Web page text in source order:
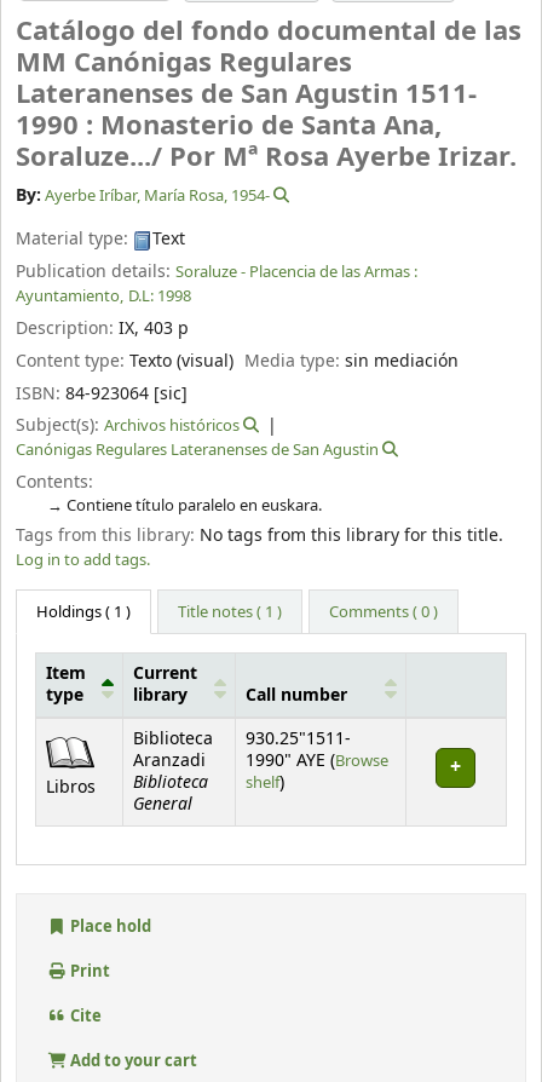
Catálogo del fondo documental de las
MM Canónigas Regulares
Lateranenses de San Agustin 1511-
1990 : Monasterio de Santa Ana,
Soraluze.../ Por Mª Rosa Ayerbe Irizar.
By: Ayerbe Iríbar, María Rosa, 1954-
Material type:
Text
Publication details: Soraluze - Placencia de las Armas :
Ayuntamiento, D.L: 1998
Description: IX, 403 p
Content type: Texto (visual) Media type:sin mediación
ISBN: 84-923064 [sic]
Subject(s): Archivos históricos
Canónigas Regulares Lateranenses de San Agustin
Contents:
Contiene título paralelo en euskara.
Tags from this library: No tags from this library for this title.
Log in to add tags.
Holdings( 1 ) Title notes ( 1 ) Comments ( 0 )
Item
type
Current
library
Call number
Libros
Biblioteca
Aranzadi
Biblioteca
General
930.25"1511-
1990" AYE (Browse
shelf(Opens below)
)
Place hold
Print
Cite
Add to your cart